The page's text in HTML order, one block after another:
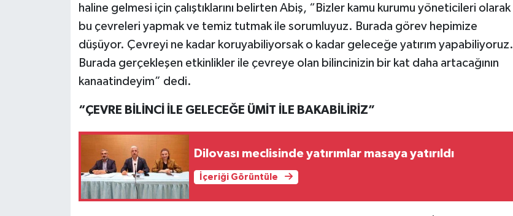
haline gelmesi için çalıştıklarını belirten Abiş, “Bizler kamu kurumu yöneticileri olarak
bu çevreleri yapmak ve temiz tutmak ile sorumluyuz. Burada görev hepimize
düşüyor. Çevreyi ne kadar koruyabiliyorsak o kadar geleceğe yatırım yapabiliyoruz.
Burada gerçekleşen etkinlikler ile çevreye olan bilincinizin bir kat daha artacağının
kanaatindeyim” dedi.
“ÇEVRE BİLİNCİ İLE GELECEĞE ÜMİT İLE BAKABİLİRİZ”
Dilovası meclisinde yatırımlar masaya yatırıldı
İçeriği Görüntüle